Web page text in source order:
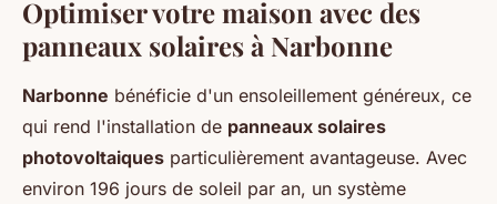
Optimiser votre maison avec des
panneaux solaires à Narbonne
Narbonne bénéficie d'un ensoleillement généreux, ce
qui rend l'installation de panneaux solaires
photovoltaiques particulièrement avantageuse. Avec
environ 196 jours de soleil par an, un système